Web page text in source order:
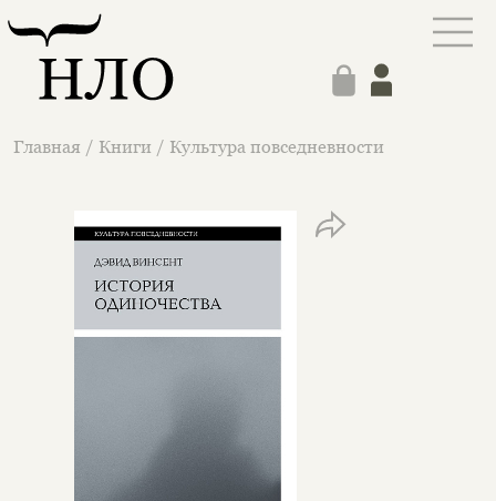
Главная / Книги / Культура повседневности